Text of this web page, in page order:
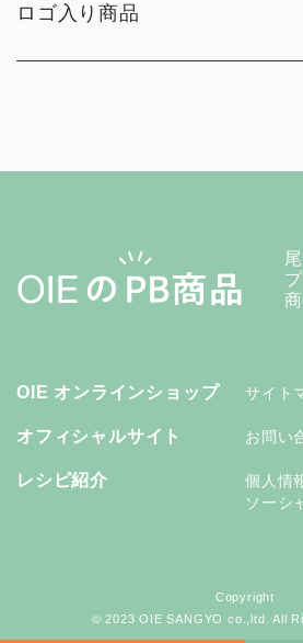
ロゴ入り商品
OIE オンラインショップ
オフィシャルサイト
レシピ紹介
サイト
お問い
個人情
ソーシ
Copyright
© 2023 OIE SANGYO co.,ltd. All